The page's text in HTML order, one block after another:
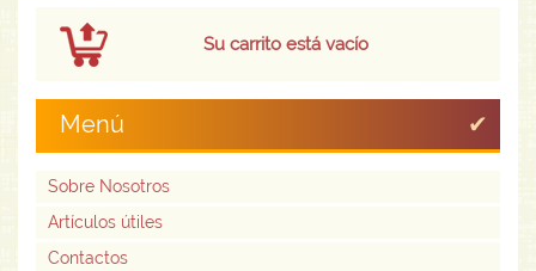
Su carrito está vacío
Menú
Sobre Nosotros
Artículos útiles
Contactos